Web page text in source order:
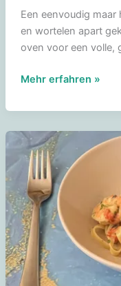
Een eenvoudig maar
en wortelen apart
oven voor een volle,
Gegrilde
en
wortelen
uit
de
oven
Mehr erfahren »